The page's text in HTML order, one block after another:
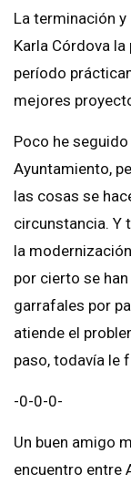
La terminación
Karla Córdova
período
mejores
Poco he
Ayuntamiento,
las cosas se
circunstancia. Y
la
por cierto se
garrafales por
atiende el
paso, todavía le
-0-0-0-
Un buen amigo
encuentro entre